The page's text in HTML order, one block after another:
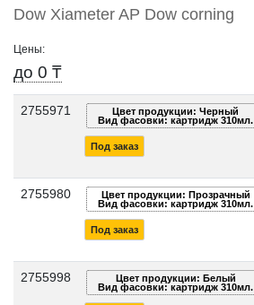
Dow Xiameter AP Dow corning
Цены:
до 0 ₸
2755971
Цвет продукции: Черный
Вид фасовки: картридж 310мл.
Под заказ
2755980
Цвет продукции: Прозрачный
Вид фасовки: картридж 310мл.
Под заказ
2755998
Цвет продукции: Белый
Вид фасовки: картридж 310мл.